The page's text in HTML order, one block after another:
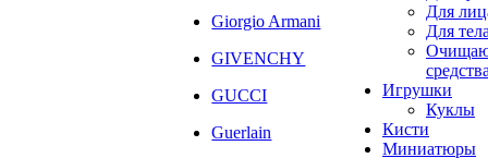
Giorgio Armani
GIVENCHY
GUCCI
Guerlain
Для
Для
Игрушки
Куклы
Кисти
Миниатюры